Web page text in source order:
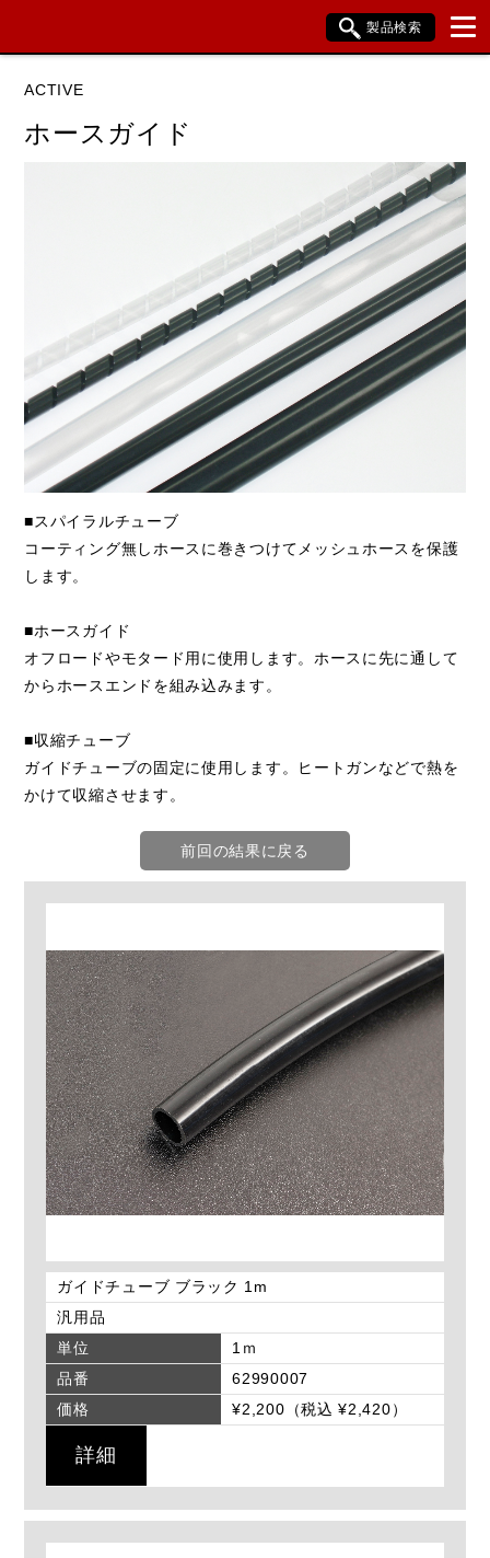
製品検索
データを準備しています。
閉じる
ACTIVE
ホースガイド
■スパイラルチューブ
コーティング無しホースに巻きつけてメッシュホースを保護
します。
■ホースガイド
オフロードやモタード用に使用します。ホースに先に通して
からホースエンドを組み込みます。
■収縮チューブ
ガイドチューブの固定に使用します。ヒートガンなどで熱を
かけて収縮させます。
前回の結果に戻る
ガイドチューブ ブラック 1m
汎用品
単位
1ｍ
品番
62990007
価格
¥2,200（税込 ¥2,420）
詳細